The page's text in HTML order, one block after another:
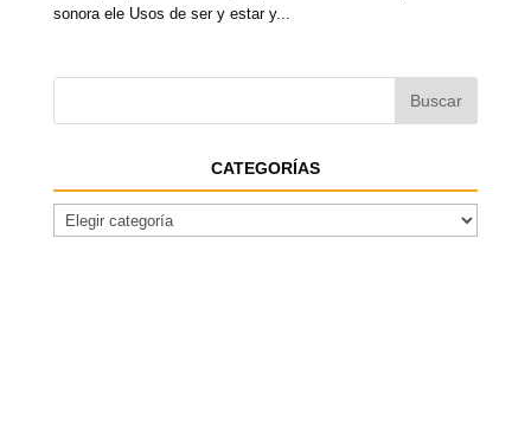
sonora ele Usos de ser y estar y...
CATEGORÍAS